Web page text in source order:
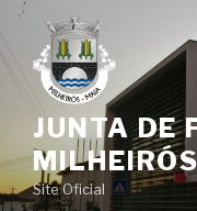
Saltar
o
conteúdo
JUNTA DE
MILHEIRÓS
Site Oficial